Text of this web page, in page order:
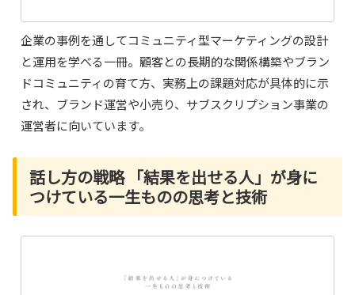
企業の事例を通してコミュニティ型マーケティングの設計
と運用を学べる一冊。顧客との長期的な関係構築やブラン
ドコミュニティの育て方、実務上の課題対応が具体的に示
され、ブランド運営や小売り、サブスクリプション事業の
運営者に向いています。
話し方の戦略 「結果を出せる人」が身に
つけている一生ものの思考と技術